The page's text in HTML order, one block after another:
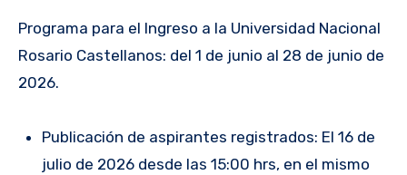
Programa para el Ingreso a la Universidad Nacional
Rosario Castellanos: del 1 de junio al 28 de junio de
2026.
Publicación de aspirantes registrados: El 16 de
julio de 2026 desde las 15:00 hrs, en el mismo